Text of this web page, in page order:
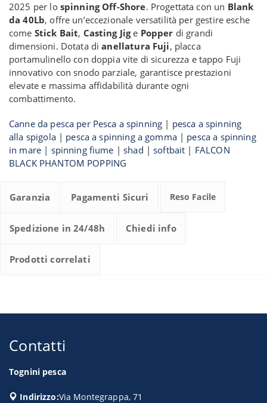
2025 per lo spinning Off-Shore. Progettata con un Blank
da 40Lb, offre un’eccezionale versatilità per gestire esche
come Stick Bait, Casting Jige Popper di grandi
dimensioni. Dotata dianellatura Fuji, placca
portamulinello con doppia vite di sicurezza e tappo Fuji
innovativo con snodo parziale, garantisce prestazioni
elevate e massima affidabilità durante ogni
combattimento.
Canne da pesca per Pesca a spinning | pesca a spinning
alla spigola| pesca a spinning a gomma| pesca a spinning
in mare | spinning fiume |shad |softbait | FALCON
BLACK PHANTOM POPPING
Garanzia Pagamenti Sicuri Reso Facile
Spedizione in 24/48h Chiedi info
Prodotti correlati
Contatti
Tognini pesca
Indirizzo:Via Montegrappa, 71